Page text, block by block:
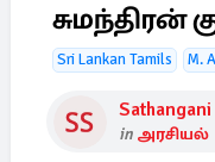
சுமந்திரன்
Sri Lankan Tamils M.
Sathangani
in அரசியல்